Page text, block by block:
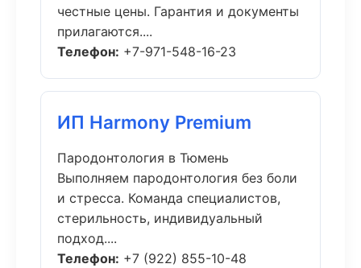
честные цены. Гарантия и документы
прилагаются....
Телефон: +7-971-548-16-23
ИП Harmony Premium
Пародонтология в Тюмень
Выполняем пародонтология без боли
и стресса. Команда специалистов,
стерильность, индивидуальный
подход....
Телефон: +7 (922) 855-10-48